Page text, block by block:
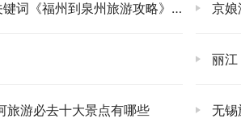
叮嘱你的肺腑之言。我这篇呕心沥血的
是自驾啦，直接导航“海寿码头”，把车
旨在吸引用户点击，内容风格参考社交媒体种草排版，并融入了emoji表情： 京娘
丽江
旅游必去十大景点有哪些 无锡